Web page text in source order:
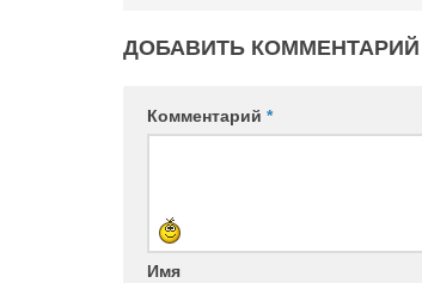
ДОБАВИТЬ КОММЕНТАРИЙ
Комментарий *
Имя